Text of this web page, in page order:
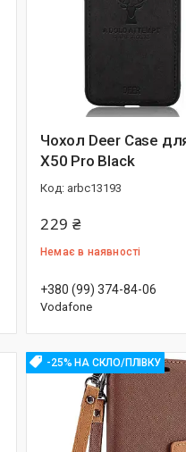
Чохол Deer Case
X50 Pro Black
arbc13193
229 ₴
Немає в наявності
+380 (99) 374-84-06
Vodafone
-25% НА СКЛО/ПЛІВКУ